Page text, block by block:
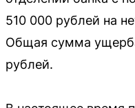
510 000 рублей на
Общая сумма
рублей.